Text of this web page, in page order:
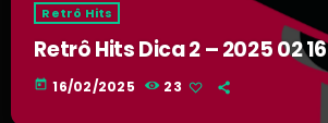
Retrô Hits
Retrô Hits Dica 2 – 2025 02 16
today 16/02/2025 23